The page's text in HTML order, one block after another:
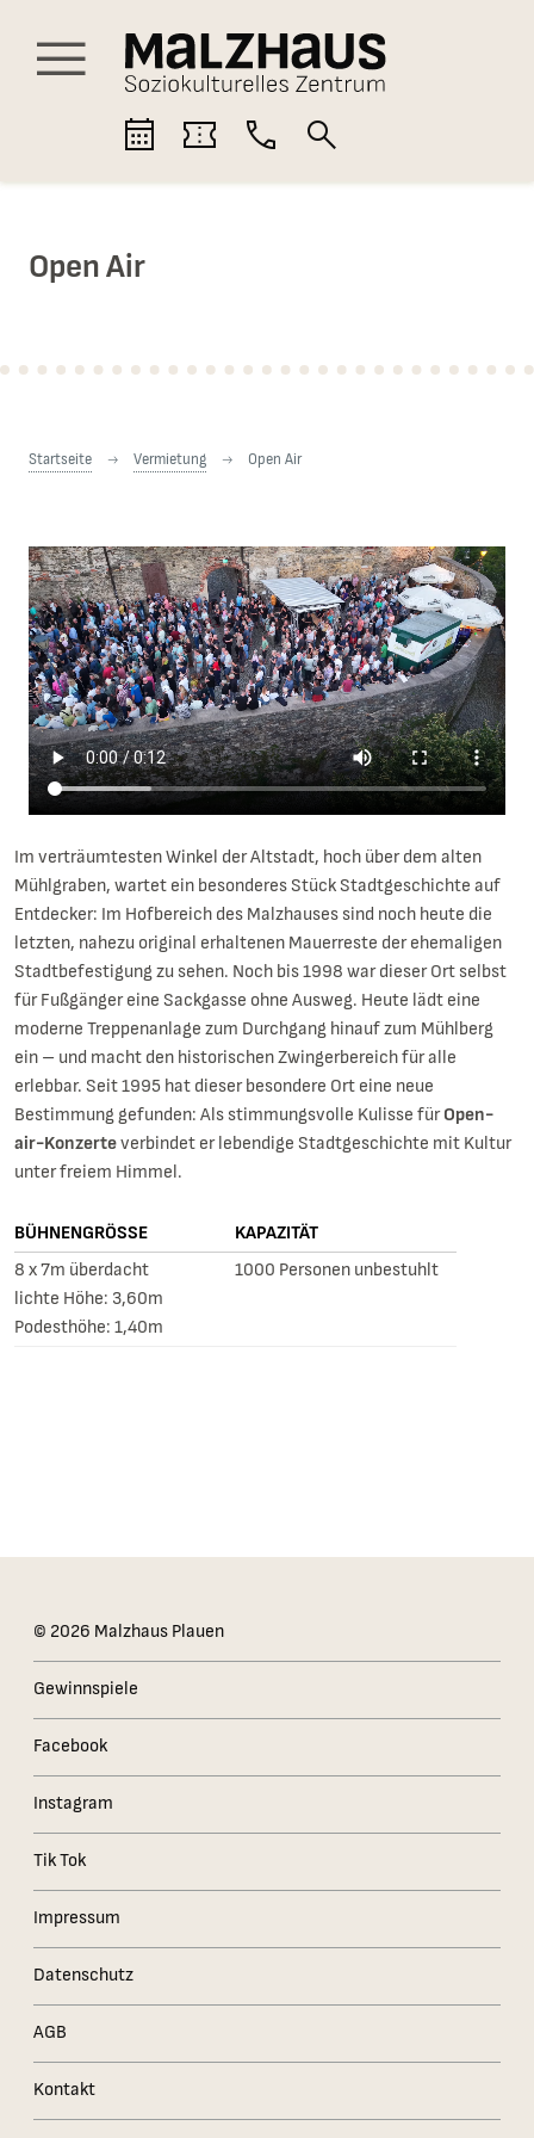
Progra TicketsKontak Suche
Hauptnavigation
Menü
Open Air
Sie sind hier:
Startseite Vermietung Open Air
Im verträumtesten Winkel der Altstadt, hoch über dem alten
Mühlgraben, wartet ein besonderes Stück Stadtgeschichte auf
Entdecker: Im Hofbereich des Malzhauses sind noch heute die
letzten, nahezu original erhaltenen Mauerreste der ehemaligen
Stadtbefestigung zu sehen. Noch bis 1998 war dieser Ort selbst
für Fußgänger eine Sackgasse ohne Ausweg. Heute lädt eine
moderne Treppenanlage zum Durchgang hinauf zum Mühlberg
ein – und macht den historischen Zwingerbereich für alle
erlebbar. Seit 1995 hat dieser besondere Ort eine neue
Bestimmung gefunden: Als stimmungsvolle Kulisse fürOpen-
air-Konzerteverbindet er lebendige Stadtgeschichte mit Kultur
unter freiem Himmel.
BÜHNENGRÖSSE
KAPAZITÄT
8 x 7m überdacht
lichte Höhe: 3,60m
Podesthöhe: 1,40m
1000 Personen unbestuhlt
Das Kleingedruckte
© 2026 Malzhaus Plauen
Gewinnspiele
Facebook
Instagram
Tik Tok
Impressum
Datenschutz
AGB
Kontakt